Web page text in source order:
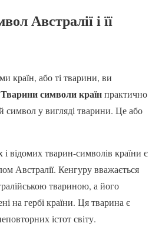
Австралії і її
країн, або ті тварини, ви
Тварини символи країнпрактично
символ у вигляді тварини. Це або
відомих тварин-символів країни є
Австралії. Кенгуру вважається
твариною, а його
на гербі країни. Ця тварина є
істот світу.